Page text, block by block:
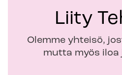
Liity
Olemme yhteisö,
mutta myös iloa